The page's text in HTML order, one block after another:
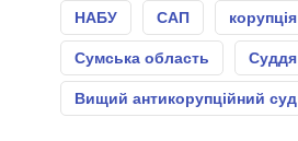
НАБУ САП корупція
Сумська область Суддя
Вищий антикорупційний суд